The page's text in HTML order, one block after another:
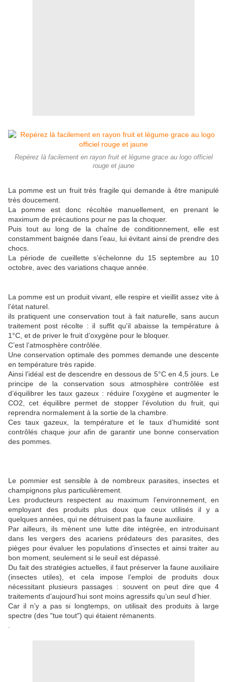
Repérez là facilement en rayon fruit et légume grace au logo officiel
rouge et jaune
La pomme est un fruit très fragile qui demande à être manipulé
très doucement.
La pomme est donc récoltée manuellement, en prenant le
maximum de précautions pour ne pas la choquer.
Puis tout au long de la chaîne de conditionnement, elle est
constamment baignée dans l’eau, lui évitant ainsi de prendre des
chocs.
La période de cueillette s’échelonne du 15 septembre au 10
octobre, avec des variations chaque année.
La pomme est un produit vivant, elle respire et vieillit assez vite à
l’état naturel.
ils pratiquent une conservation tout à fait naturelle, sans aucun
traitement post récolte : il suffit qu'il abaisse la température à
1°C, et de priver le fruit d’oxygène pour le bloquer.
C’est l’atmosphère contrôlée.
Une conservation optimale des pommes demande une descente
en température très rapide.
Ainsi l’idéal est de descendre en dessous de 5°C en 4,5 jours. Le
principe de la conservation sous atmosphère contrôlée est
d’équilibrer les taux gazeux : réduire l’oxygène et augmenter le
CO2, cet équilibre permet de stopper l’évolution du fruit, qui
reprendra normalement à la sortie de la chambre.
Ces taux gazeux, la température et le taux d’humidité sont
contrôlés chaque jour afin de garantir une bonne conservation
des pommes.
Le pommier est sensible à de nombreux parasites, insectes et
champignons plus particulièrement.
Les producteurs respectent au maximum l’environnement, en
employant des produits plus doux que ceux utilisés il y a
quelques années, qui ne détruisent pas la faune auxiliaire.
Par ailleurs, ils mènent une lutte dite intégrée, en introduisant
dans les vergers des acariens prédateurs des parasites, des
pièges pour évaluer les populations d’insectes et ainsi traiter au
bon moment, seulement si le seuil est dépassé.
Du fait des stratégies actuelles, il faut préserver la faune auxiliaire
(insectes utiles), et cela impose l’emploi de produits doux
nécessitant plusieurs passages : souvent on peut dire que 4
traitements d’aujourd’hui sont moins agressifs qu’un seul d’hier.
Car il n’y a pas si longtemps, on utilisait des produits à large
spectre (des "tue tout") qui étaient rémanents.